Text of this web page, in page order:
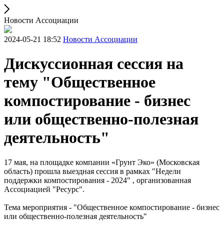
Новости Ассоциации
2024-05-21 18:52 Новости Ассоциации
Дискуссионная сессия на
тему "Общественное
компостирование - бизнес
или общественно-полезная
деятельность"
17 мая, на площадке компании «Грунт Эко» (Московская
область) прошла выездная сессия в рамках "Недели
поддержки компостирования - 2024" , организованная
Ассоциацией "Ресурс".
Тема мероприятия - "Общественное компостирование - бизнес
или общественно-полезная деятельность"